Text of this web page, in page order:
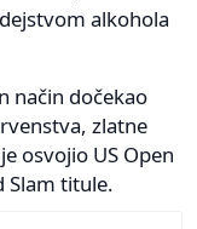
alkohola
način dočekao
zlatne
osvojio US Open
Slam titule.